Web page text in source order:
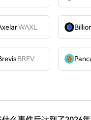
WAXL
BREV